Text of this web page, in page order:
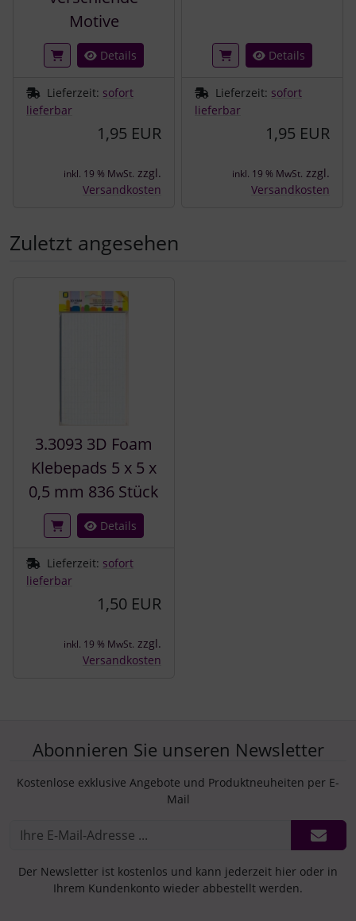
Motive
Details
Lieferzeit: sofort
lieferbar
1,95 EUR
inkl. 19 % MwSt. zzgl.
Versandkosten
Details
Lieferzeit: sofort
lieferbar
1,95 EUR
inkl. 19 % MwSt. zzgl.
Versandkosten
Zuletzt angesehen
3.3093 3D Foam
Klebepads 5 x 5 x
0,5 mm 836 Stück
Details
Lieferzeit: sofort
lieferbar
1,50 EUR
inkl. 19 % MwSt. zzgl.
Versandkosten
Abonnieren Sie unseren Newsletter
Kostenlose exklusive Angebote und Produktneuheiten per E-
Mail
Der Newsletter ist kostenlos und kann jederzeit hier oder in
Ihrem Kundenkonto wieder abbestellt werden.